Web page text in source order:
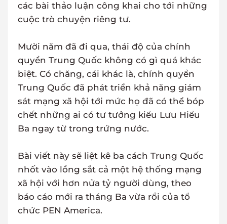
các bài thảo luận công khai cho tới những
cuộc trò chuyện riêng tư.
Mười năm đã đi qua, thái độ của chính
quyền Trung Quốc không có gì quá khác
biệt. Có chăng, cái khác là, chính quyền
Trung Quốc đã phát triển khả năng giám
sát mạng xã hội tới mức họ đã có thể bóp
chết những ai có tư tưởng kiểu Lưu Hiểu
Ba ngay từ trong trứng nước.
Bài viết này sẽ liệt kê ba cách Trung Quốc
nhốt vào lồng sắt cả một hệ thống mạng
xã hội với hơn nửa tỷ người dùng, theo
báo cáo mới ra tháng Ba vừa rồi của tổ
chức PEN America.